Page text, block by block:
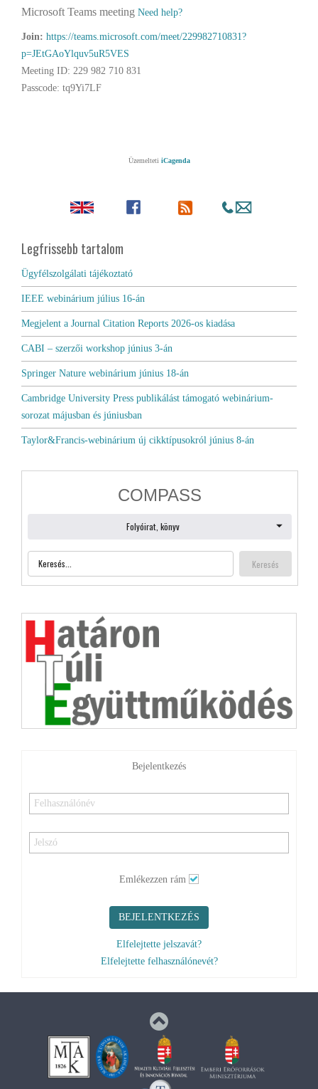
Microsoft Teams meeting Need help?
Join: https://teams.microsoft.com/meet/229982710831?
p=JEtGAoYlquv5uR5VES
Meeting ID: 229 982 710 831
Passcode: tq9Yi7LF
Üzemelteti iCagenda
Legfrissebb tartalom
Ügyfélszolgálati tájékoztató
IEEE webinárium július 16-án
Megjelent a Journal Citation Reports 2026-os kiadása
CABI – szerzői workshop június 3-án
Springer Nature webinárium június 18-án
Cambridge University Press publikálást támogató webinárium-
sorozat májusban és júniusban
Taylor&Francis-webinárium új cikktípusokról június 8-án
Bejelentkezés
Emlékezzen rám
BEJELENTKEZÉS
Elfelejtette jelszavát?
Elfelejtette felhasználónevét?